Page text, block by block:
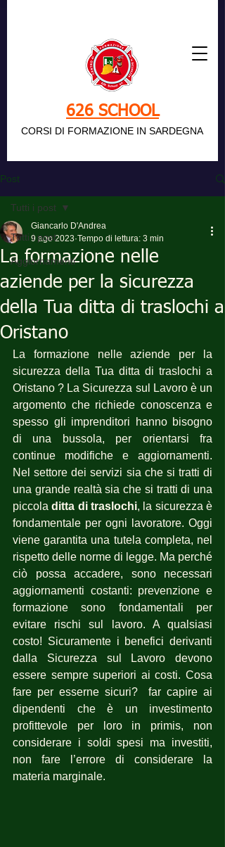
626 SCHOOL
CORSI DI FORMAZIONE IN SARDEGNA
Post
Tutti i post
Aggiornamenti
Tutti i post
La formazione nelle
aziende per la sicurezza
della Tua ditta di traslochi a
Oristano
Giancarlo D'Andrea
9 ago 2023 Tempo di lettura: 3 min
La formazione nelle aziende per la
sicurezza della Tua ditta di traslochi a
Oristano ? La Sicurezza sul Lavoro è un
argomento che richiede conoscenza e
spesso gli imprenditori hanno bisogno
di una bussola, per orientarsi fra
continue modifiche e aggiornamenti.
Nel settore dei servizi sia che si tratti di
una grande realtà sia che si tratti di una
piccola ditta di traslochi, la sicurezza è
fondamentale per ogni lavoratore. Oggi
viene garantita una tutela completa, nel
rispetto delle norme di legge. Ma perché
ciò possa accadere, sono necessari
aggiornamenti costanti: prevenzione e
formazione sono fondamentali per
evitare rischi sul lavoro. A qualsiasi
costo! Sicuramente i benefici derivanti
dalla Sicurezza sul Lavoro devono
essere sempre superiori ai costi. Cosa
fare per esserne sicuri?  far capire ai
dipendenti che è un investimento
profittevole per loro in primis, non
considerare i soldi spesi ma investiti,
non fare l’errore di considerare la
materia marginale.